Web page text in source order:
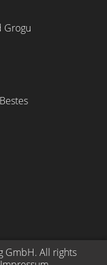
Grogu
GmbH. All rights